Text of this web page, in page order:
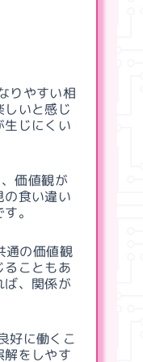
りやすい相
いと感じ
じにくい
価値観が
食い違い
。
通の価値観
こともあ
、関係が
好に働くこ
をしやす